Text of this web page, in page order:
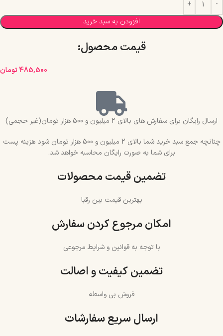
افزودن به سبد خرید
قیمت محصول:​
485,500تومان
ارسال رایگان برای سفارش های بالای 2 میلیون و 500 هزار تومان(غیر حجمی)
چنانچه جمع سبد خرید شما بالای 2 میلیون و 500 هزار تومان شود هزینه پست
برای شما به صورت رایگان محاسبه خواهد شد.
تضمین قیمت محصولات
بهترین قیمت بین رقبا
امکان مرجوع کردن سفارش
با توجه به قوانین و شرایط مرجوعی
تضمین کیفیت و اصالت
فروش بی واسطه
ارسال سریع سفارشات